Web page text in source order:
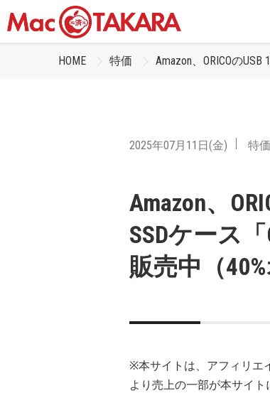
HOME 特価 Amazon、ORICOの
2025年07月11日(金) 特価
Amazon、
SSDケース
販売中（
※本サイトは、アフィリエ
より売上の一部が本サイト